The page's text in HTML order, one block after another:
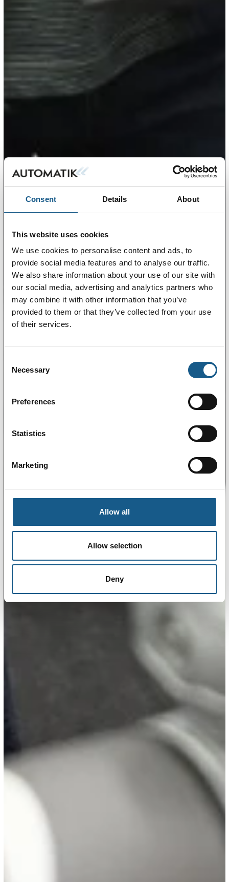
Consent Details About
This website uses cookies
We use cookies to personalise content and ads, to
provide social media features and to analyse our traffic.
We also share information about your use of our site with
our social media, advertising and analytics partners who
may combine it with other information that you’ve
provided to them or that they’ve collected from your use
of their services.
Selection
Necessary
Preferences
Statistics
Marketing
Allow all
Allow selection
Deny